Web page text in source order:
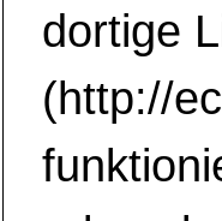
dortige
(http://